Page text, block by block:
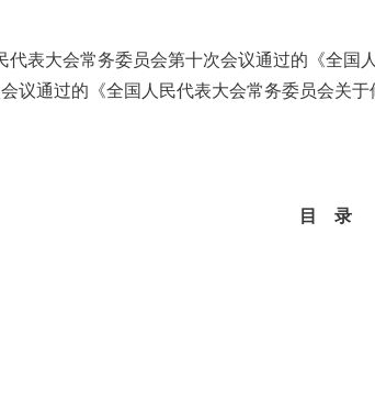
表大会常务委员会第十次会议通过的《全国
议通过的《全国人民代表大会常务委员会关于
目 录